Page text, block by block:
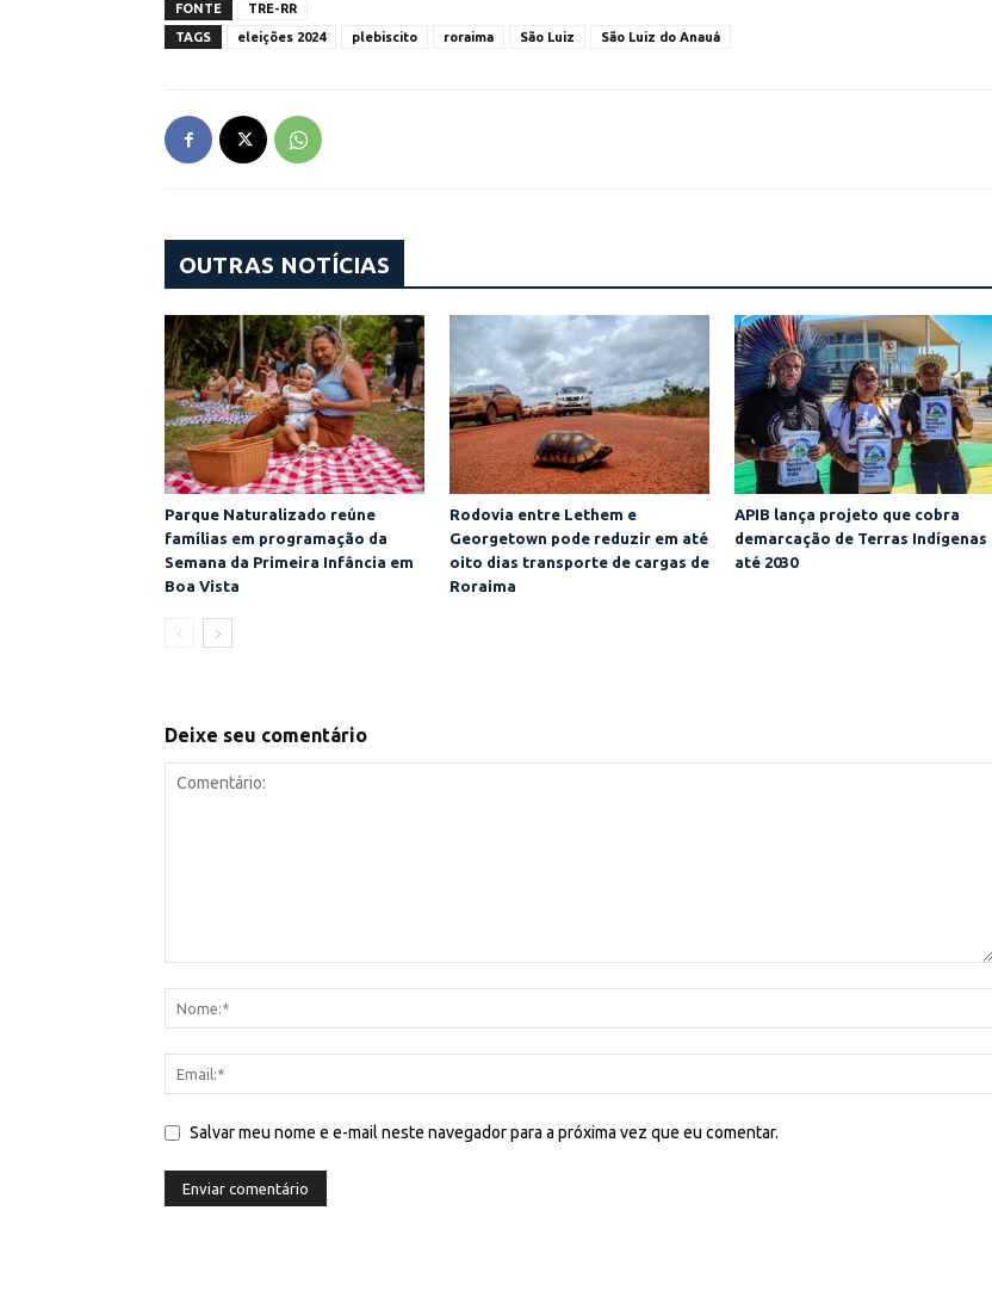
FONTE
TRE-RR
TAGS
eleições 2024 plebiscito roraima São Luiz São Luiz do Anauá
OUTRAS NOTÍCIAS
Parque Naturalizado reúne
famílias em programação da
Semana da Primeira Infância em
Boa Vista
Rodovia entre Lethem e
Georgetown pode reduzir em até
oito dias transporte de cargas de
Roraima
APIB lança projeto que cobra
demarcação de Terras Indígenas
até 2030
Deixe seu comentário
Salvar meu nome e e-mail neste navegador para a próxima vez que eu comentar.